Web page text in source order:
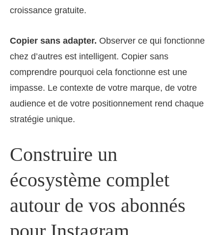
croissance gratuite.
Copier sans adapter. Observer ce qui fonctionne
chez d’autres est intelligent. Copier sans
comprendre pourquoi cela fonctionne est une
impasse. Le contexte de votre marque, de votre
audience et de votre positionnement rend chaque
stratégie unique.
Construire un
écosystème complet
autour de vos abonnés